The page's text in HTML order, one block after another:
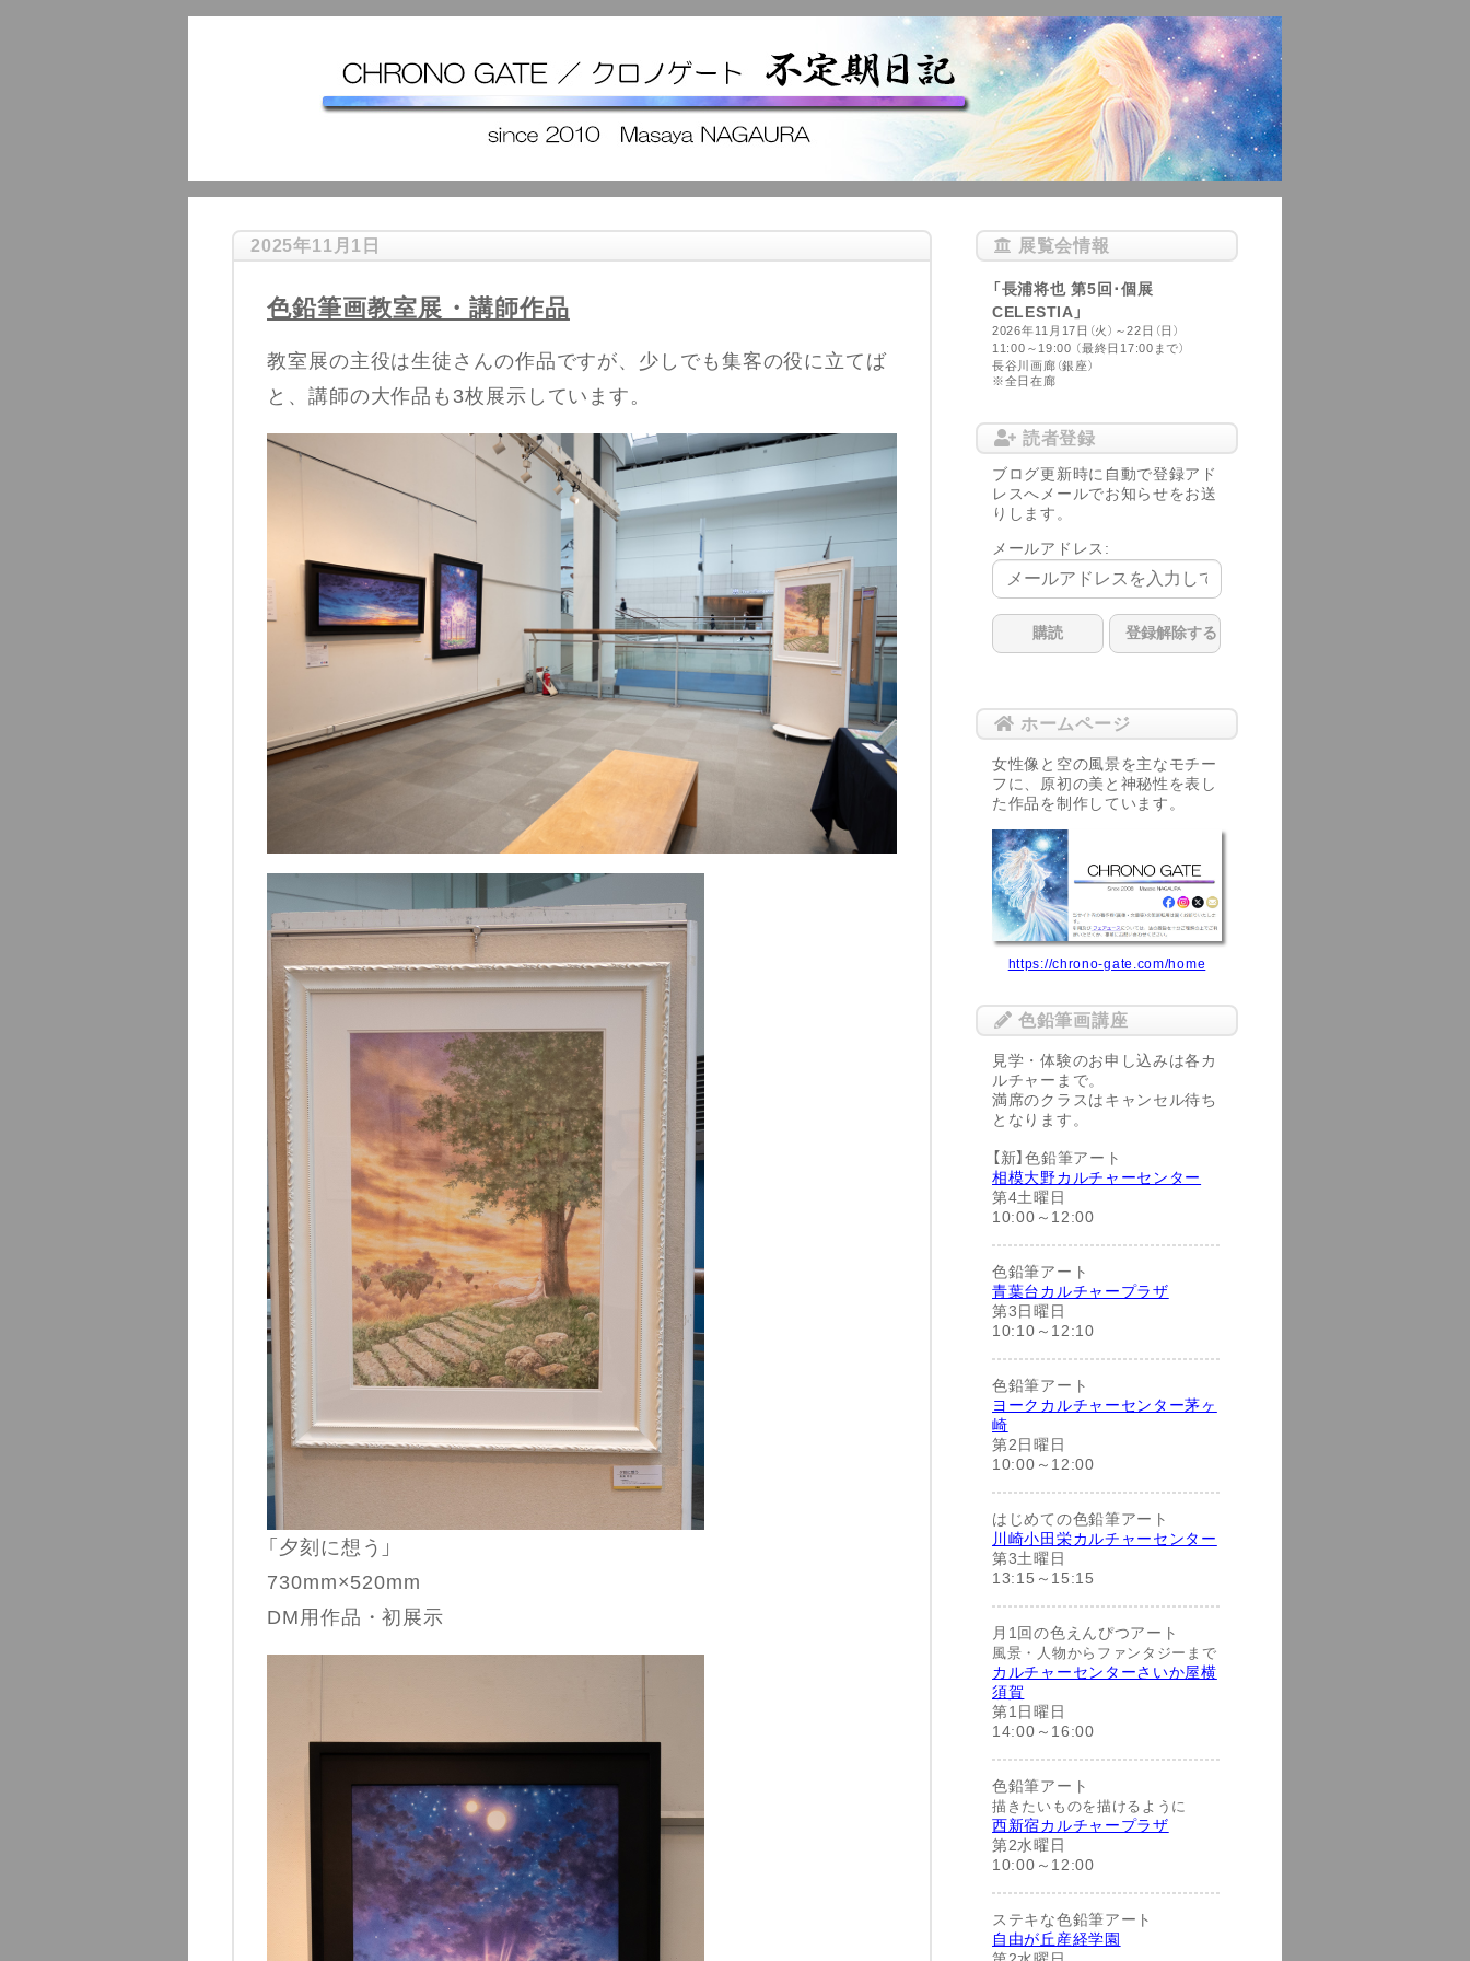
2025年11月1日
色鉛筆画教室展・講師作品
教室展の主役は生徒さんの作品ですが、少しでも集客の役に立てば
と、講師の大作品も3枚展示しています。
「夕刻に想う」
730mm×520mm
DM用作品・初展示
展覧会情報
「長浦将也 第5回･個展
CELESTIA」
2026年11月17日（火）～22日（日）
11:00～19:00 （最終日17:00まで）
長谷川画廊（銀座）
※全日在廊
読者登録
ブログ更新時に自動で登録アド
レスへメールでお知らせをお送
りします。
メールアドレス:
ホームページ
女性像と空の風景を主なモチー
フに、原初の美と神秘性を表し
た作品を制作しています。
https://chrono-gate.com/home
色鉛筆画講座
見学・体験のお申し込みは各カ
ルチャーまで。
満席のクラスはキャンセル待ち
となります。
【新】色鉛筆アート
相模大野カルチャーセンター
第4土曜日
10:00～12:00
色鉛筆アート
青葉台カルチャープラザ
第3日曜日
10:10～12:10
色鉛筆アート
ヨークカルチャーセンター茅ヶ
崎
第2日曜日
10:00～12:00
はじめての色鉛筆アート
川崎小田栄カルチャーセンター
第3土曜日
13:15～15:15
月1回の色えんぴつアート
風景・人物からファンタジーまで
カルチャーセンターさいか屋横
須賀
第1日曜日
14:00～16:00
色鉛筆アート
描きたいものを描けるように
西新宿カルチャープラザ
第2水曜日
10:00～12:00
ステキな色鉛筆アート
自由が丘産経学園